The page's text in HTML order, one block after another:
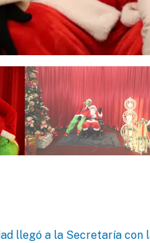
llegó a la Secretaría con